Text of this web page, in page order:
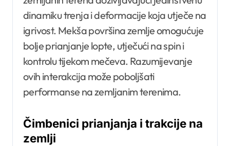
dinamiku trenja i deformacije koja utječe na
igrivost. Mekša površina zemlje omogućuje
bolje prianjanje lopte, utječući na spin i
kontrolu tijekom mečeva. Razumijevanje
ovih interakcija može poboljšati
performanse na zemljanim terenima.
Čimbenici prianjanja i trakcije na
zemlji